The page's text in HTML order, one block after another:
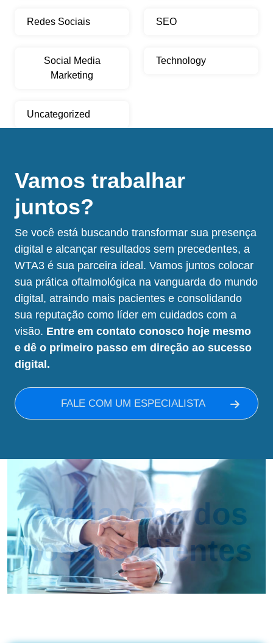
Redes Sociais SEO
Social Media
Marketing
Technology
Uncategorized
Vamos trabalhar
juntos?
Se você está buscando transformar sua presença
digital e alcançar resultados sem precedentes, a
WTA3 é sua parceira ideal. Vamos juntos colocar
sua prática oftalmológica na vanguarda do mundo
digital, atraindo mais pacientes e consolidando
sua reputação como líder em cuidados com a
visão. Entre em contato conosco hoje mesmo
e dê o primeiro passo em direção ao sucesso
digital.
FALE COM UM ESPECIALISTA
Avaliações dos
nossos clientes